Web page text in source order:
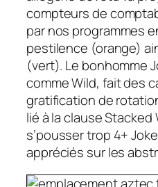
compteurs de
par nos programmes
pestilence (orange)
(vert). Le bonhomme
comme Wild, fait des
gratification de
lié à la clause Stacked
s’pousser trop 4+
appréciés sur les